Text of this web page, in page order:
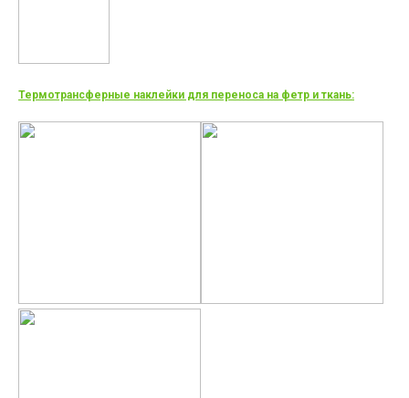
Термотрансферные наклейки для переноса на фетр и ткань: